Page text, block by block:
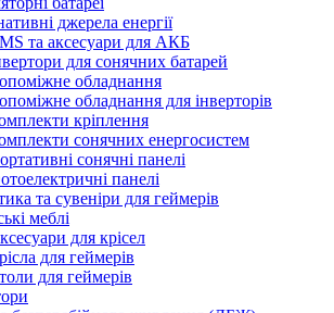
джерела енергії
та аксесуари для АКБ
для сонячних батарей
обладнання
обладнання для інверторів
кріплення
сонячних енергосистем
сонячні панелі
панелі
та сувеніри для геймерів
меблі
для крісел
для геймерів
для геймерів